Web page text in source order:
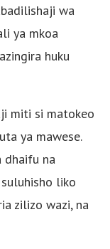
wa
ya mkoa
huku
miti si matokeo
ya mawese.
dhaifu na
liko
zilizo wazi, na